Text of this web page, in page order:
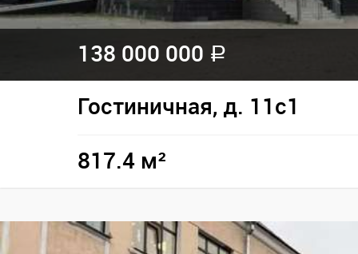
138 000 000 a
Гостиничная, д. 11с1
817.4 м²